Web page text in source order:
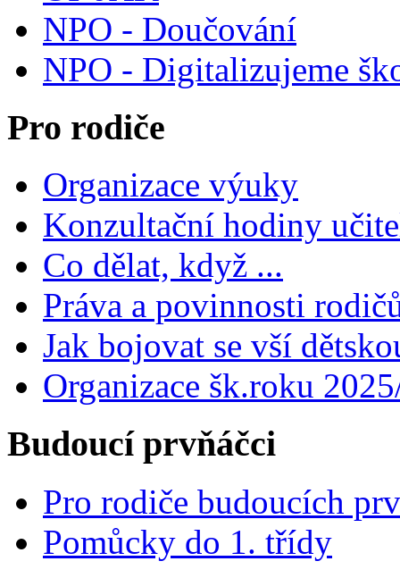
NPO - Doučování
NPO - Digitalizujeme
Pro rodiče
Organizace výuky
Konzultační hodiny
Co dělat, když ...
Práva a povinnosti
Jak bojovat se vší
Organizace šk.roku
Budoucí prvňáčci
Pro rodiče budoucích
Pomůcky do 1. třídy